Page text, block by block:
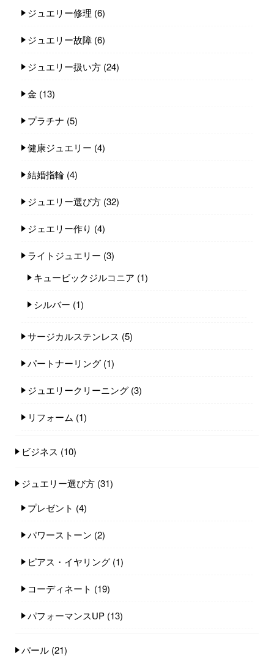
ジュエリー修理 (6)
ジュエリー故障 (6)
ジュエリー扱い方 (24)
金 (13)
プラチナ (5)
健康ジュエリー (4)
結婚指輪 (4)
ジュエリー選び方 (32)
ジェエリー作り (4)
ライトジュエリー (3)
キュービックジルコニア (1)
シルバー (1)
サージカルステンレス (5)
パートナーリング (1)
ジュエリークリーニング (3)
リフォーム (1)
ビジネス (10)
ジュエリー選び方 (31)
プレゼント (4)
パワーストーン (2)
ピアス・イヤリング (1)
コーディネート (19)
パフォーマンスUP (13)
パール (21)